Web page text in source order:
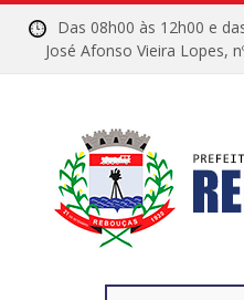
Das 08h00 às 12h00 e
José Afonso Vieira